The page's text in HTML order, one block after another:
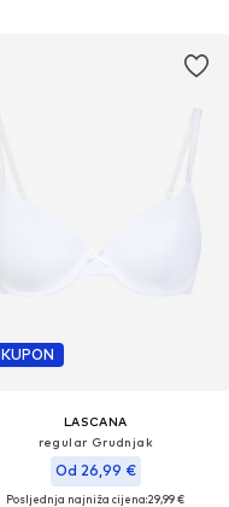
KUPON
LASCANA
regular Grudnjak
Od 26,99 €
Posljednja najniža cijena:29,99 €